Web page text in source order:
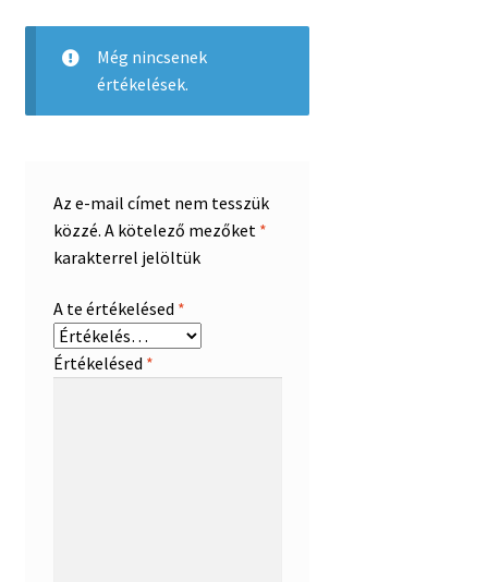
Még nincsenek
értékelések.
Az e-mail címet nem tesszük
közzé. A kötelező mezőket *
karakterrel jelöltük
A te értékelésed *
Értékelésed *